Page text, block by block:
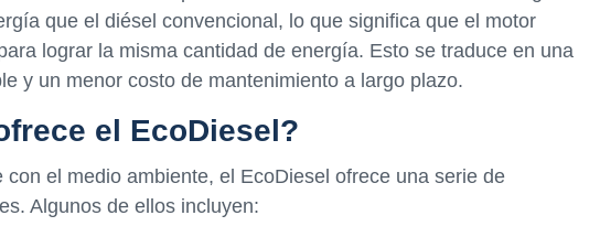
que el diésel convencional, lo que significa que el motor
lograr la misma cantidad de energía. Esto se traduce en una
y un menor costo de mantenimiento a largo plazo.
el EcoDiesel?
el medio ambiente, el EcoDiesel ofrece una serie de
Algunos de ellos incluyen: